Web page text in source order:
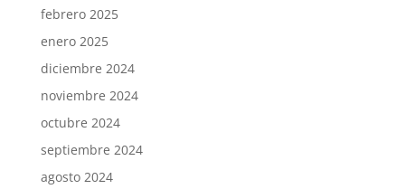
febrero 2025
enero 2025
diciembre 2024
noviembre 2024
octubre 2024
septiembre 2024
agosto 2024